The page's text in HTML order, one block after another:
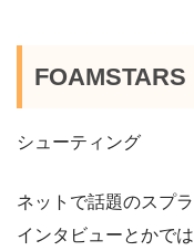
FOAMSTARS
シューティング
ネットで話題のスプ
インタビューとかで